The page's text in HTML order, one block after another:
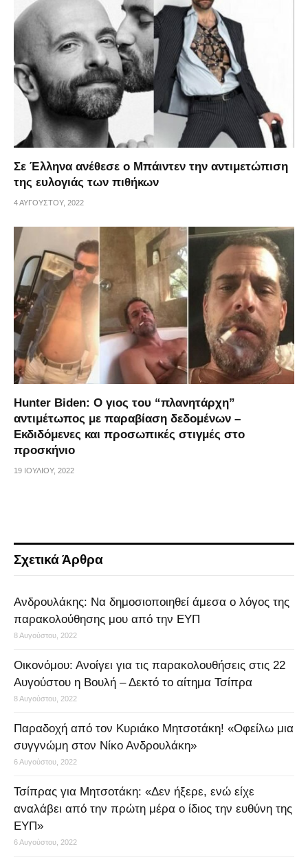
Σε Έλληνα ανέθεσε ο Μπάιντεν την αντιμετώπιση
της ευλογιάς των πιθήκων
4 ΑΥΓΟΎΣΤΟΥ, 2022
Hunter Biden: Ο γιος του “πλανητάρχη”
αντιμέτωπος με παραβίαση δεδομένων –
Εκδιδόμενες και προσωπικές στιγμές στο
προσκήνιο
19 ΙΟΥΛΊΟΥ, 2022
Σχετικά Άρθρα
Ανδρουλάκης: Να δημοσιοποιηθεί άμεσα ο λόγος της
παρακολούθησης μου από την ΕΥΠ
8 Αυγούστου, 2022
Οικονόμου: Ανοίγει για τις παρακολουθήσεις στις 22
Αυγούστου η Βουλή – Δεκτό το αίτημα Τσίπρα
8 Αυγούστου, 2022
Παραδοχή από τον Κυριάκο Μητσοτάκη! «Οφείλω μια
συγγνώμη στον Νίκο Ανδρουλάκη»
6 Αυγούστου, 2022
Τσίπρας για Μητσοτάκη: «Δεν ήξερε, ενώ είχε
αναλάβει από την πρώτη μέρα ο ίδιος την ευθύνη της
ΕΥΠ»
6 Αυγούστου, 2022